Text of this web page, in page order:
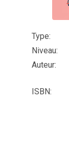
Type
Niveau
Auteur
ISBN